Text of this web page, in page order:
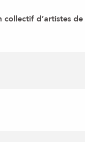
collectif d’artistes